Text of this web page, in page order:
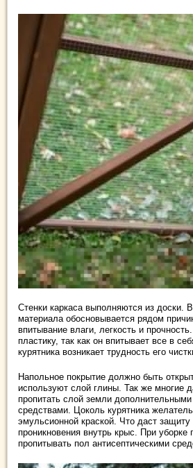
Стенки каркаса выполняются из доски.
материала обосновывается рядом
впитывание влаги, легкость и
пластику, так как он впитывает все в
курятника возникает трудность его
Напольное покрытие должно быть
используют слой глины. Так же многие
пропитать слой земли
средствами. Цоколь курятника
эмульсионной краской. Что даст защиту
проникновения внутрь крыс. При уборке
пропитывать пол антисептическими